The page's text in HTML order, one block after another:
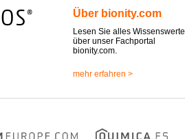
Über bionity.com
Lesen Sie alles Wissenswerte
über unser Fachportal
bionity.com.
mehr erfahren >